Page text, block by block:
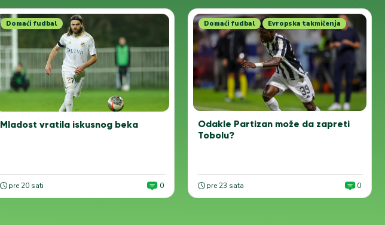
Domaći fudbal
Mladost vratila iskusnog beka
pre 20 sati 0
Domaći fudbal Evropska takmičenja
Odakle Partizan može da zapreti
Tobolu?
pre 23 sata 0